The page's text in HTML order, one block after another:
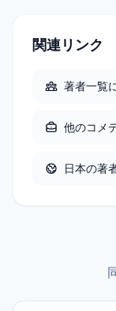
関連リンク
著者一覧
他のコメ
日本の著